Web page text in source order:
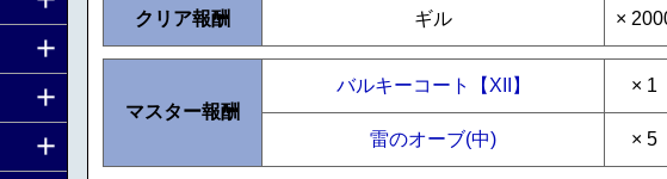
クリア報酬 ギル ×
マスター報酬
バルキーコート【XII】 × 1
雷のオーブ(中) × 5